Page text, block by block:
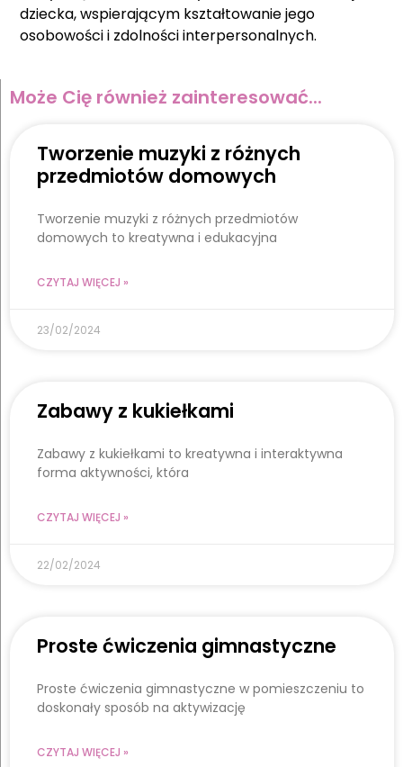
dziecka, wspierającym kształtowanie jego
osobowości i zdolności interpersonalnych.
Może Cię również zainteresować...
Tworzenie muzyki z różnych
przedmiotów domowych
Tworzenie muzyki z różnych przedmiotów
domowych to kreatywna i edukacyjna
CZYTAJ WIĘCEJ »
23/02/2024
Zabawy z kukiełkami
Zabawy z kukiełkami to kreatywna i interaktywna
forma aktywności, która
CZYTAJ WIĘCEJ »
22/02/2024
Proste ćwiczenia gimnastyczne
Proste ćwiczenia gimnastyczne w pomieszczeniu to
doskonały sposób na aktywizację
CZYTAJ WIĘCEJ »